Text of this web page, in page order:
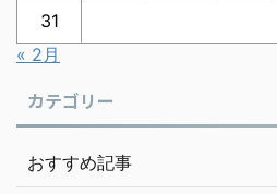
31
« 2月
カテゴリー
おすすめ記事